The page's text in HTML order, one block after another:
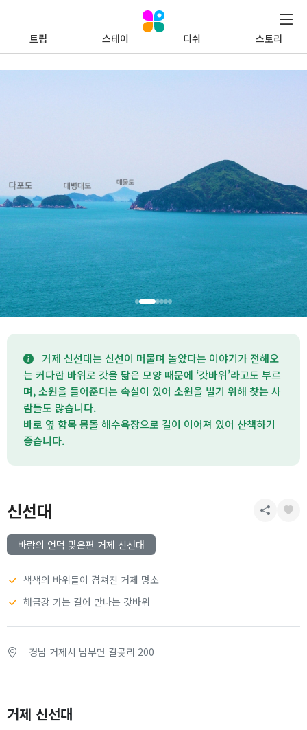
트립 스테이 디쉬 스토리
거제 신선대는 신선이 머물며 놀았다는 이야기가 전해오
는 커다란 바위로 갓을 닮은 모양 때문에 ‘갓바위’라고도 부르
며, 소원을 들어준다는 속설이 있어 소원을 빌기 위해 찾는 사
람들도 많습니다.
바로 옆 함목 몽돌 해수욕장으로 길이 이어져 있어 산책하기
좋습니다.
거제 신선대
신선대
바람의 언덕 맞은편 거제 신선대
색색의 바위들이 겹쳐진 거제 명소
해금강 가는 길에 만나는 갓바위
경남 거제시 남부면 갈곶리 200